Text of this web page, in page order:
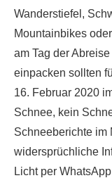
Wanderstiefel,
Mountainbikes
am Tag der
einpacken sollten
16. Februar 2020
Schnee, kein
Schneeberichte im
widersprüchliche
Licht per